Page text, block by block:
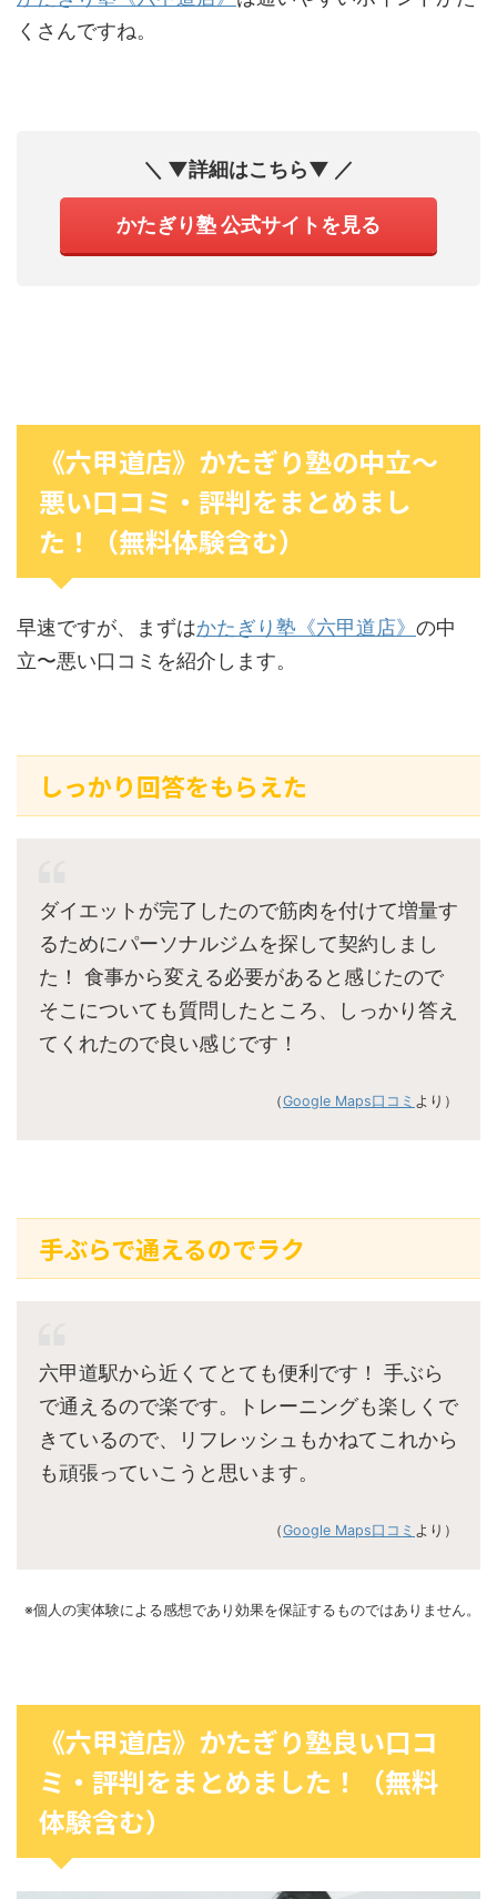
くさんですね。
＼ ▼詳細はこちら▼ ／
かたぎり塾 公式サイトを見る
《六甲道店》かたぎり塾の中立〜
悪い口コミ・評判をまとめまし
た！（無料体験含む）
早速ですが、まずはかたぎり塾《六甲道店》 の中
立〜悪い口コミを紹介します。
しっかり回答をもらえた
ダイエットが完了したので筋肉を付けて増量す
るためにパーソナルジムを探して契約しまし
た！ 食事から変える必要があると感じたので
そこについても質問したところ、しっかり答え
てくれたので良い感じです！
（Google Maps口コミ より）
手ぶらで通えるのでラク
六甲道駅から近くてとても便利です！ 手ぶら
で通えるので楽です。トレーニングも楽しくで
きているので、リフレッシュもかねてこれから
も頑張っていこうと思います。
（Google Maps口コミ より）
※個人の実体験による感想であり効果を保証するものではありません。
《六甲道店》かたぎり塾良い口コ
ミ・評判をまとめました！（無料
体験含む）